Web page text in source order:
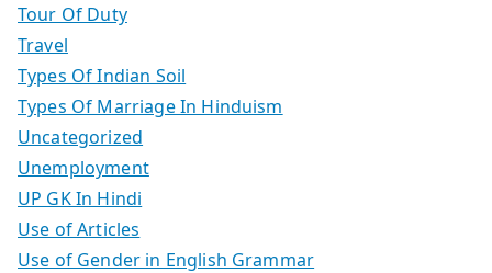
Tour Of Duty
Travel
Types Of Indian Soil
Types Of Marriage In Hinduism
Uncategorized
Unemployment
UP GK In Hindi
Use of Articles
Use of Gender in English Grammar